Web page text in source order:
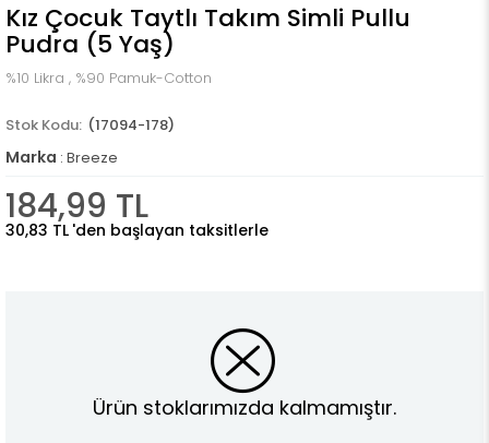
Kız Çocuk Taytlı Takım Simli Pullu
Pudra (5 Yaş)
%10 Likra , %90 Pamuk-Cotton
(17094-178)
Marka : Breeze
184,99 TL
30,83 TL 'den başlayan taksitlerle
Ürün stoklarımızda kalmamıştır.